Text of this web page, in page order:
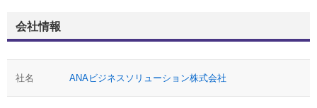
会社情報
社名 ANAビジネスソリューション株式会社